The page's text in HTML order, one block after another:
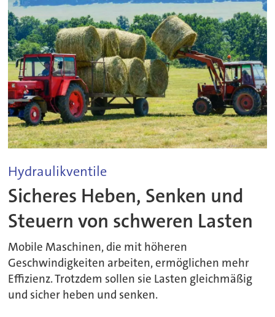
Hydraulikventile
Sicheres Heben, Senken und
Steuern von schweren Lasten
Mobile Maschinen, die mit höheren
Geschwindigkeiten arbeiten, ermöglichen mehr
Effizienz. Trotzdem sollen sie Lasten gleichmäßig
und sicher heben und senken.